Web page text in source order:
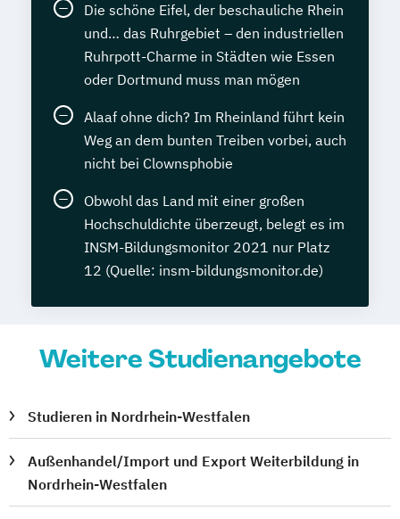
Die schöne Eifel, der beschauliche Rhein
und… das Ruhrgebiet – den industriellen
Ruhrpott-Charme in Städten wie Essen
oder Dortmund muss man mögen
Alaaf ohne dich? Im Rheinland führt kein
Weg an dem bunten Treiben vorbei, auch
nicht bei Clownsphobie
Obwohl das Land mit einer großen
Hochschuldichte überzeugt, belegt es im
INSM-Bildungsmonitor 2021 nur Platz
12 (Quelle: insm-bildungsmonitor.de)
Weitere Studienangebote
Studieren in Nordrhein-Westfalen
Außenhandel/Import und Export Weiterbildung in
Nordrhein-Westfalen